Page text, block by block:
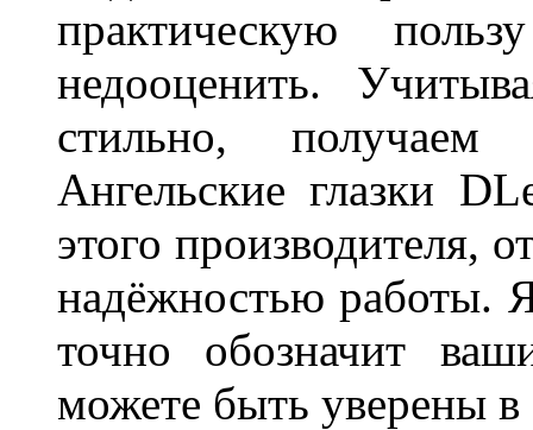
практическую
недооценить.
стильно,
Ангельские глазки
этого производителя,
надёжностью работы.
точно обозначит
можете быть уверены